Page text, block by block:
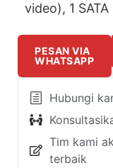
video), 1
PESAN VIA
WHATSAPP
Hubungi
Tim kami
terbaik